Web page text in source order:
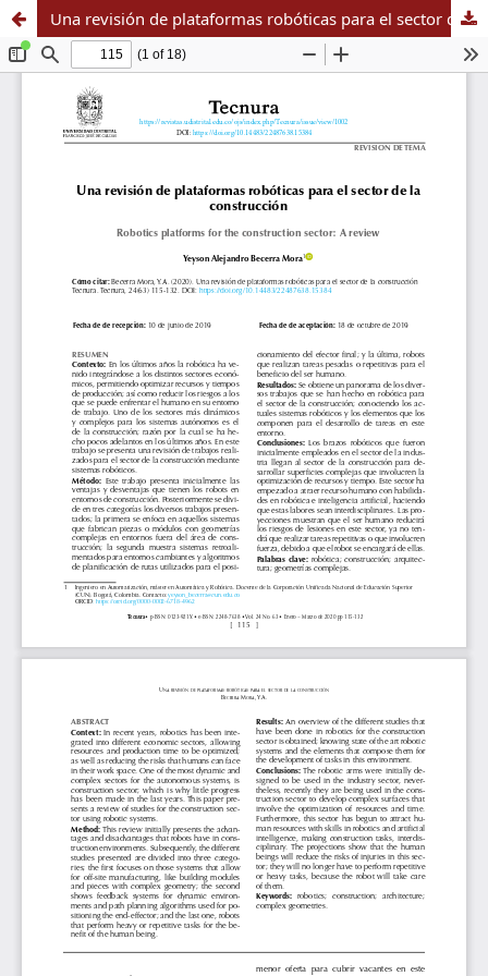
Una revisión de plataformas robóticas para el sector de la construcción